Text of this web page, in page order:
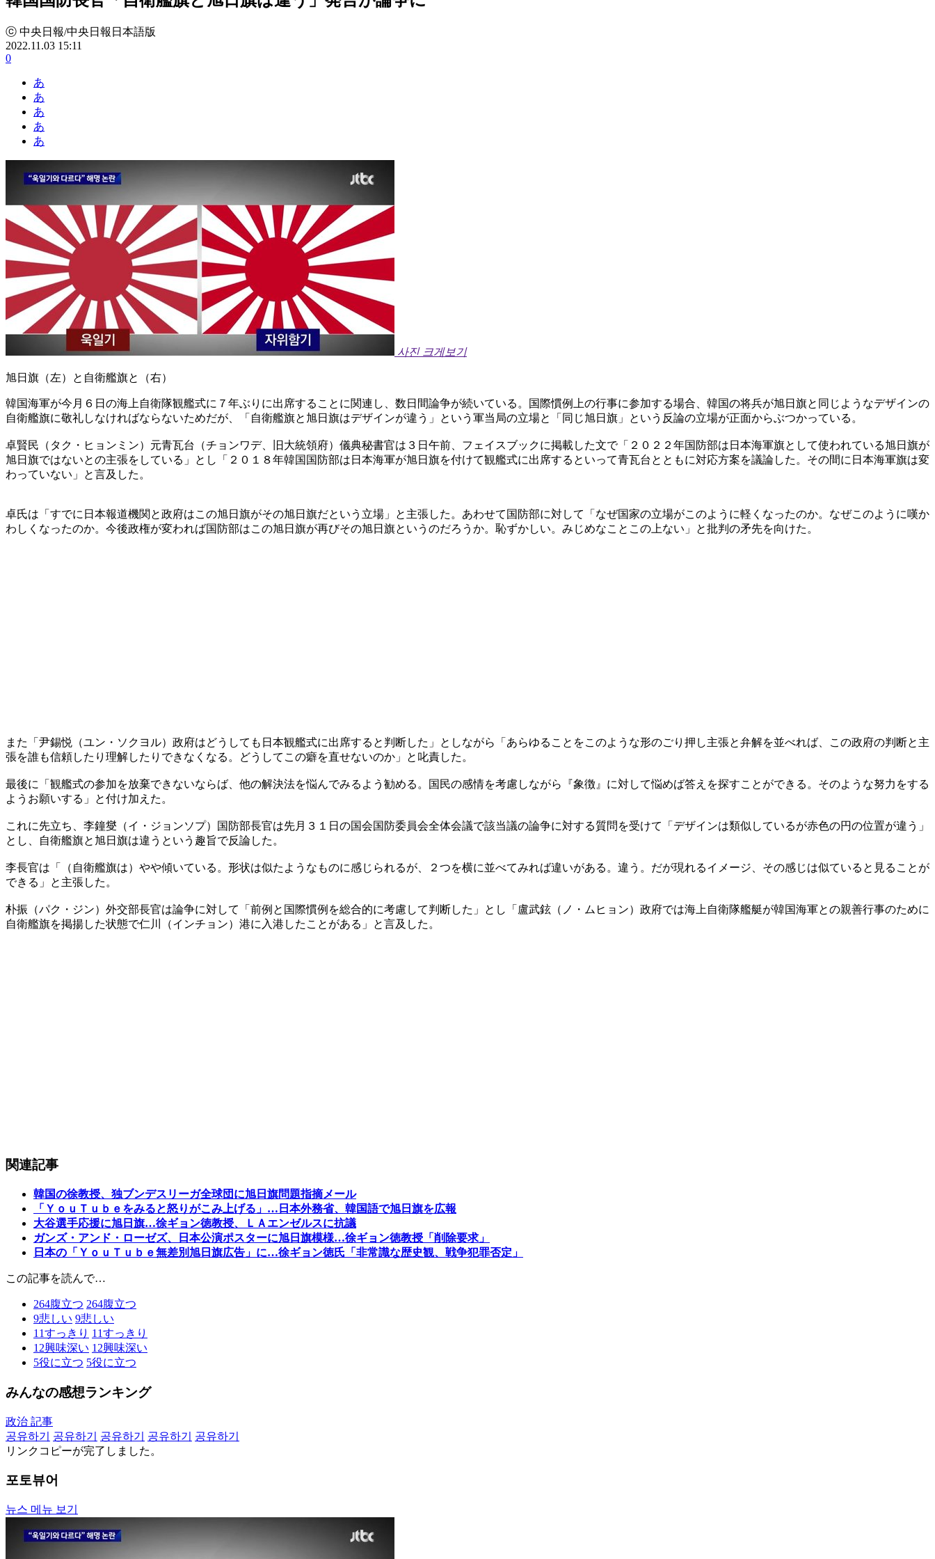
ⓒ 中央日報/中央日報日本語版
2022.11.03 15:11
0
あ
あ
あ
あ
あ
사진 크게보기
旭日旗（左）と自衛艦旗と（右）
韓国海軍が今月６日の海上自衛隊観艦式に７年ぶりに出席することに関連し、数日間論争が続いている。国際慣例上の行事に参加する場合、韓国の将兵が旭日旗と同じようなデザインの
自衛艦旗に敬礼しなければならないためだが、「自衛艦旗と旭日旗はデザインが違う」という軍当局の立場と「同じ旭日旗」という反論の立場が正面からぶつかっている。
卓賢民（タク・ヒョンミン）元青瓦台（チョンワデ、旧大統領府）儀典秘書官は３日午前、フェイスブックに掲載した文で「２０２２年国防部は日本海軍旗として使われている旭日旗が
旭日旗ではないとの主張をしている」とし「２０１８年韓国国防部は日本海軍が旭日旗を付けて観艦式に出席するといって青瓦台とともに対応方案を議論した。その間に日本海軍旗は変
わっていない」と言及した。
卓氏は「すでに日本報道機関と政府はこの旭日旗がその旭日旗だという立場」と主張した。あわせて国防部に対して「なぜ国家の立場がこのように軽くなったのか。なぜこのように嘆か
わしくなったのか。今後政権が変われば国防部はこの旭日旗が再びその旭日旗というのだろうか。恥ずかしい。みじめなことこの上ない」と批判の矛先を向けた。
また「尹錫悦（ユン・ソクヨル）政府はどうしても日本観艦式に出席すると判断した」としながら「あらゆることをこのような形のごり押し主張と弁解を並べれば、この政府の判断と主
張を誰も信頼したり理解したりできなくなる。どうしてこの癖を直せないのか」と叱責した。
最後に「観艦式の参加を放棄できないならば、他の解決法を悩んでみるよう勧める。国民の感情を考慮しながら『象徴』に対して悩めば答えを探すことができる。そのような努力をする
ようお願いする」と付け加えた。
これに先立ち、李鐘燮（イ・ジョンソプ）国防部長官は先月３１日の国会国防委員会全体会議で該当議の論争に対する質問を受けて「デザインは類似しているが赤色の円の位置が違う」
とし、自衛艦旗と旭日旗は違うという趣旨で反論した。
李長官は「（自衛艦旗は）やや傾いている。形状は似たようなものに感じられるが、２つを横に並べてみれば違いがある。違う。だが現れるイメージ、その感じは似ていると見ることが
できる」と主張した。
朴振（パク・ジン）外交部長官は論争に対して「前例と国際慣例を総合的に考慮して判断した」とし「盧武鉉（ノ・ムヒョン）政府では海上自衛隊艦艇が韓国海軍との親善行事のために
自衛艦旗を掲揚した状態で仁川（インチョン）港に入港したことがある」と言及した。
関連記事
韓国の徐教授、独ブンデスリーガ全球団に旭日旗問題指摘メール
「ＹｏｕＴｕｂｅをみると怒りがこみ上げる」…日本外務省、韓国語で旭日旗を広報
大谷選手応援に旭日旗…徐ギョン徳教授、ＬＡエンゼルスに抗議
ガンズ・アンド・ローゼズ、日本公演ポスターに旭日旗模様…徐ギョン徳教授「削除要求」
日本の「ＹｏｕＴｕｂｅ無差別旭日旗広告」に…徐ギョン徳氏「非常識な歴史観、戦争犯罪否定」
この記事を読んで…
264腹立つ 264腹立つ
9悲しい 9悲しい
11すっきり 11すっきり
12興味深い 12興味深い
5役に立つ 5役に立つ
みんなの感想ランキング
政治 記事
공유하기
공유하기 공유하기 공유하기
공유하기
リンクコピーが完了しました。
포토뷰어
뉴스 메뉴 보기